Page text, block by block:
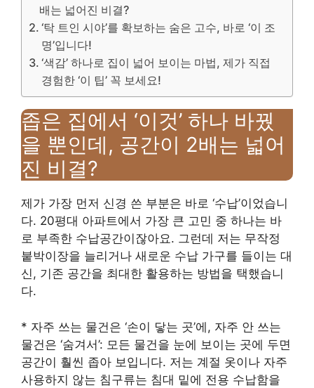
배는 넓어진 비결?
‘탁 트인 시야’를 확보하는 숨은 고수, 바로 ‘이 조
명’입니다!
‘색감’ 하나로 집이 넓어 보이는 마법, 제가 직접
경험한 ‘이 팁’ 꼭 보세요!
좁은 집에서 ‘이것’ 하나 바꿨
을 뿐인데, 공간이 2배는 넓어
진 비결?
제가 가장 먼저 신경 쓴 부분은 바로 ‘수납’이었습니
다. 20평대 아파트에서 가장 큰 고민 중 하나는 바
로 부족한 수납공간이잖아요. 그런데 저는 무작정
붙박이장을 늘리거나 새로운 수납 가구를 들이는 대
신, 기존 공간을 최대한 활용하는 방법을 택했습니
다.
* 자주 쓰는 물건은 ‘손이 닿는 곳’에, 자주 안 쓰는
물건은 ‘숨겨서’: 모든 물건을 눈에 보이는 곳에 두면
공간이 훨씬 좁아 보입니다. 저는 계절 옷이나 자주
사용하지 않는 침구류는 침대 밑에 전용 수납함을